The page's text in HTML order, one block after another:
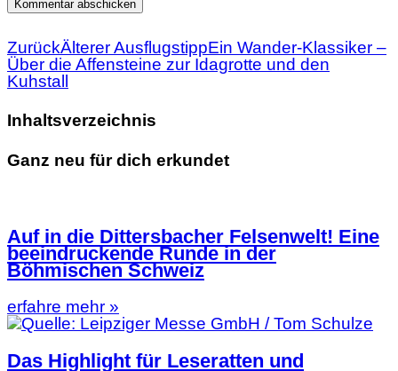
ZurückÄlterer AusflugstippEin Wander-Klassiker –
Über die Affensteine zur Idagrotte und den
Kuhstall
Inhaltsverzeichnis
Ganz neu für dich erkundet
Auf in die Dittersbacher Felsenwelt! Eine
beeindruckende Runde in der
Böhmischen Schweiz
erfahre mehr »
Das Highlight für Leseratten und